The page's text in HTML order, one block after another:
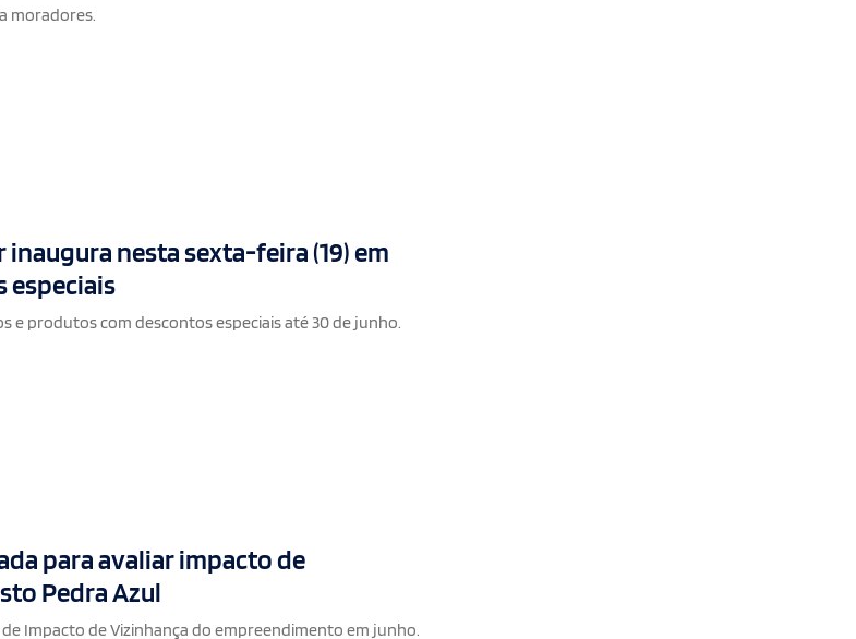
moradores.
inaugura nesta sexta-feira (19) em
especiais
e produtos com descontos especiais até 30 de junho.
para avaliar impacto de
Pedra Azul
Impacto de Vizinhança do empreendimento em junho.